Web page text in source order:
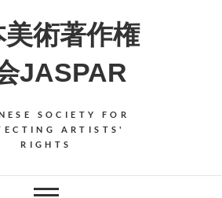
美術著作権
JASPAR
SOCIETY FOR
ARTISTS'
RIGHTS